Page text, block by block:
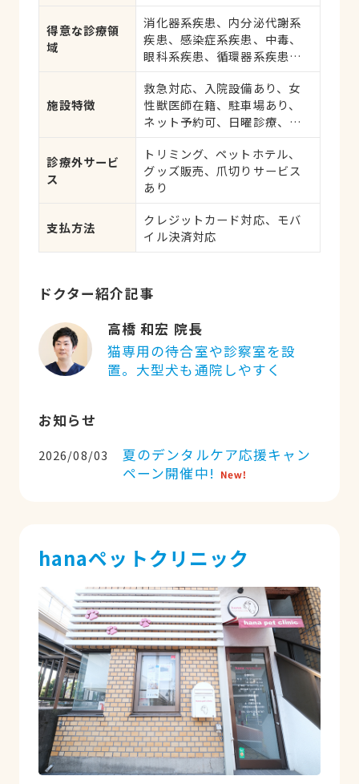
応、健康診断、各種検査、外
科手術
得意な診療領
域
消化器系疾患、内分泌代謝系
疾患、感染症系疾患、中毒、
眼科系疾患、循環器系疾患、
液・免疫系疾患、耳系疾患、
寄生虫、皮膚系疾患、呼吸器
系疾患、腎・泌尿器系疾患、
アレルギー、歯と口腔系疾
患、けが・その他
施設特徴
救急対応、入院設備あり、女
性獣医師在籍、駐車場あり、
ネット予約可、日曜診療、祝
診療外サービ
ス
トリミング、ペットホテル、
グッズ販売、爪切りサービス
あり
支払方法
クレジットカード対応、モバ
イル決済対応
ドクター紹介記事
高橋 和宏 院長
猫専用の待合室や診察室を設
置。大型犬も通院しやすく
お知らせ
2026/08/03
夏のデンタルケア応援キャン
ペーン開催中!
hanaペットクリニック